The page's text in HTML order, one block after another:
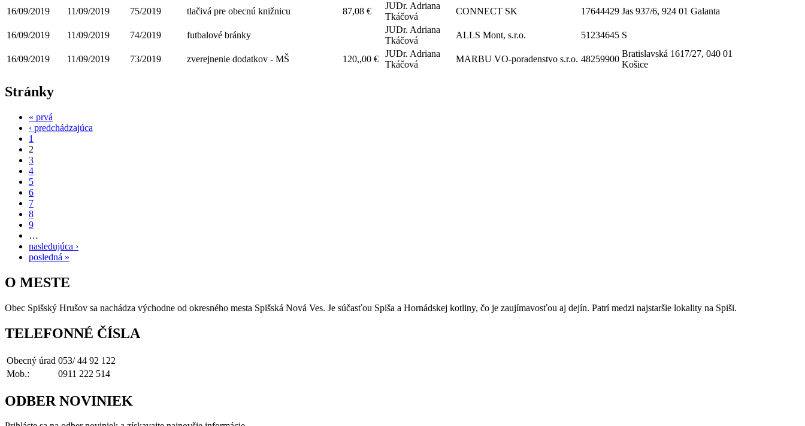
16/09/2019 11/09/2019 75/2019 tlačivá pre obecnú knižnicu 87,08 €
JUDr. Adriana
Tkáčová
CONNECT SK 17644429 Jas 937/6, 924 01 Galanta
16/09/2019 11/09/2019 74/2019 futbalové bránky
JUDr. Adriana
Tkáčová
ALLS Mont, s.r.o. 51234645 S
16/09/2019 11/09/2019 73/2019 zverejnenie dodatkov - MŠ 120,,00 €
JUDr. Adriana
Tkáčová
MARBU VO-poradenstvo s.r.o. 48259900
Bratislavská 1617/27, 040 01
Košice
Stránky
« prvá
‹ predchádzajúca
1
2
3
4
5
6
7
8
9
…
nasledujúca ›
posledná »
O MESTE
Obec Spišský Hrušov sa nachádza východne od okresného mesta Spišská Nová Ves. Je súčasťou Spiša a Hornádskej kotliny, čo je zaujímavosťou aj dejín. Patrí medzi najstaršie lokality na Spiši.
TELEFONNÉ ČÍSLA
Obecný úrad 053/ 44 92 122
Mob.:
0911 222 514
ODBER NOVINIEK